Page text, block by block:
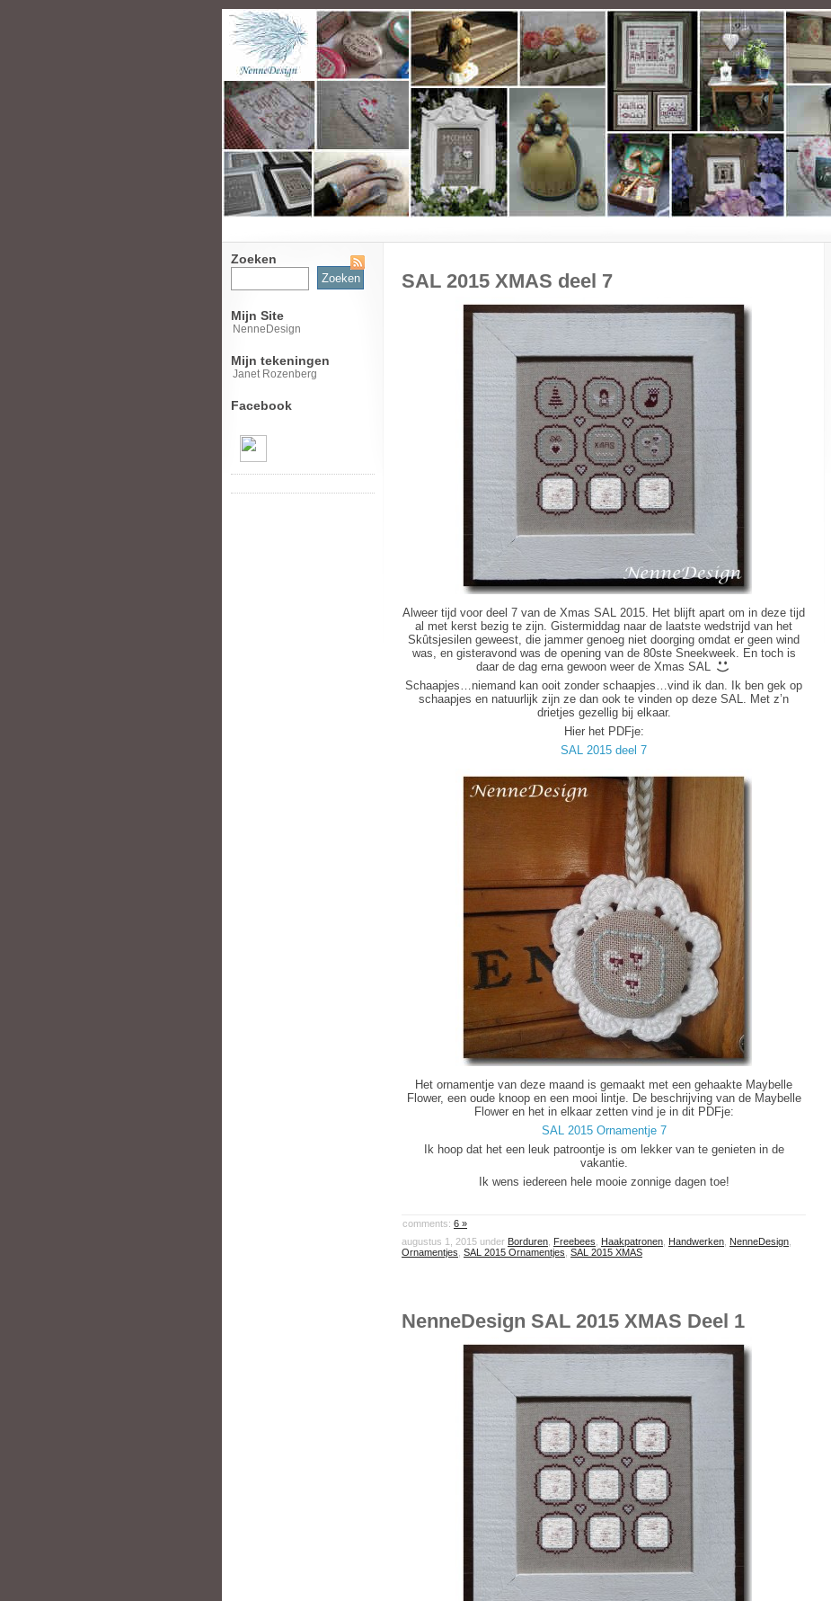
Zoeken
Zoeken
naar:
Mijn Site
NenneDesign
Mijn tekeningen
Janet Rozenberg
Facebook
SAL 2015 XMAS deel 7
Alweer tijd voor deel 7 van de Xmas SAL 2015. Het blijft apart om in deze tijd
al met kerst bezig te zijn. Gistermiddag naar de laatste wedstrijd van het
Skûtsjesilen geweest, die jammer genoeg niet doorging omdat er geen wind
was, en gisteravond was de opening van de 80ste Sneekweek. En toch is
daar de dag erna gewoon weer de Xmas SAL
Schaapjes…niemand kan ooit zonder schaapjes…vind ik dan. Ik ben gek op
schaapjes en natuurlijk zijn ze dan ook te vinden op deze SAL. Met z’n
drietjes gezellig bij elkaar.
Hier het PDFje:
SAL 2015 deel 7
Het ornamentje van deze maand is gemaakt met een gehaakte Maybelle
Flower, een oude knoop en een mooi lintje. De beschrijving van de Maybelle
Flower en het in elkaar zetten vind je in dit PDFje:
SAL 2015 Ornamentje 7
Ik hoop dat het een leuk patroontje is om lekker van te genieten in de
vakantie.
Ik wens iedereen hele mooie zonnige dagen toe!
comments: 6 »
augustus 1, 2015 under Borduren Freebees Haakpatronen Handwerken NenneDesign
Ornamentjes SAL 2015 Ornamentjes SAL 2015 XMAS
NenneDesign SAL 2015 XMAS Deel 1